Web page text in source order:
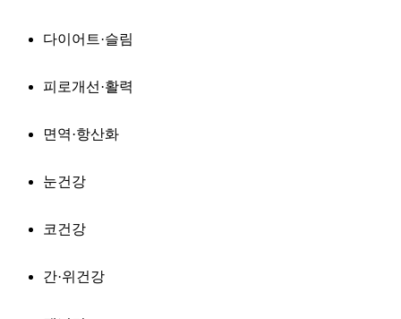
다이어트·슬림
피로개선·활력
면역·항산화
눈건강
코건강
간·위건강